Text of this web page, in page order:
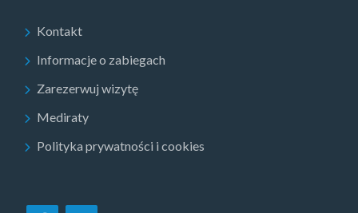
Kontakt
Informacje o zabiegach
Zarezerwuj wizytę
Mediraty
Polityka prywatności i cookies